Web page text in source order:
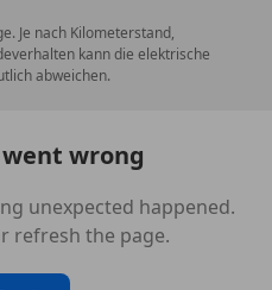
!
Je nach Kilometerstand,
kann die elektrische
abweichen.
wrong
unexpected happened.
refresh the page.